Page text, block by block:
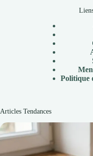
Politique
Articles Tendances